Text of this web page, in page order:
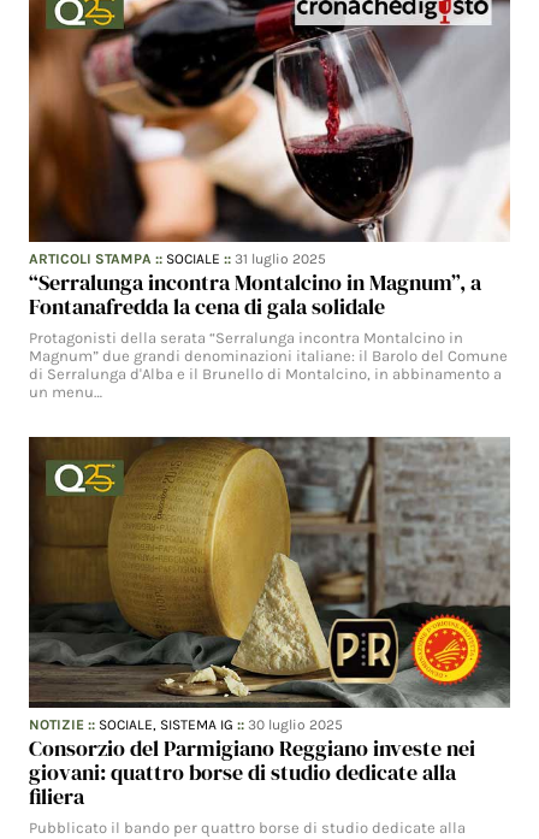
ARTICOLI STAMPA :: SOCIALE ::31 luglio 2025
“Serralunga incontra Montalcino in Magnum”, a
Fontanafredda la cena di gala solidale
Protagonisti della serata “Serralunga incontra Montalcino in
Magnum” due grandi denominazioni italiane: il Barolo del Comune
di Serralunga d'Alba e il Brunello di Montalcino, in abbinamento a
un menu…
NOTIZIE :: SOCIALE, SISTEMA IG ::30 luglio 2025
Consorzio del Parmigiano Reggiano investe nei
giovani: quattro borse di studio dedicate alla
filiera
Pubblicato il bando per quattro borse di studio dedicate alla